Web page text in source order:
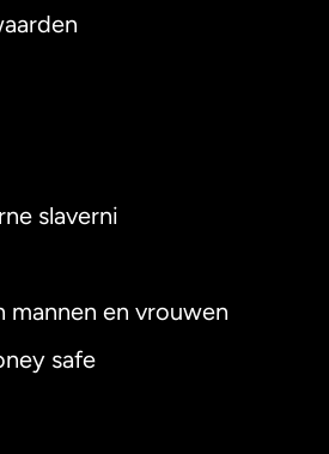
slaverni
mannen en vrouwen
safe
English